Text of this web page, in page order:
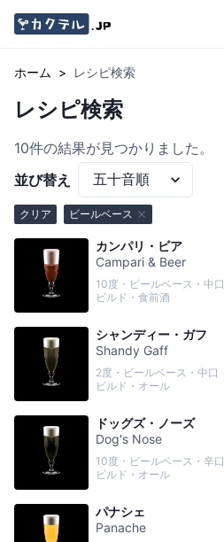
ホーム > レシピ検索
レシピ検索
10件の結果が見つかりました。
並び替え
クリア ビールベース
カンパリ・ビア
Campari & Beer
10度・ビールベース・中口
ビルド・食前酒
シャンディー・ガフ
Shandy Gaff
2度・ビールベース・中口
ビルド・オール
ドッグズ・ノーズ
Dog's Nose
10度・ビールベース・辛口
ビルド・オール
パナシェ
Panache